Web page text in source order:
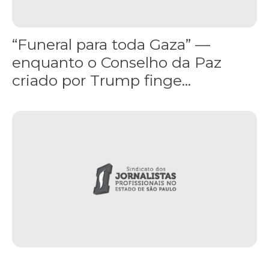
“Funeral para toda Gaza” —
enquanto o Conselho da Paz
criado por Trump finge...